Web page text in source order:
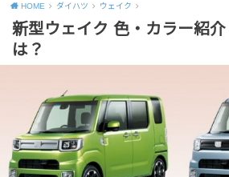
HOME ダイハツ ウェイク
新型ウェイク 色・カラー紹
は？